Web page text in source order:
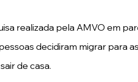
realizada pela AMVO em
decidiram migrar para
de casa.